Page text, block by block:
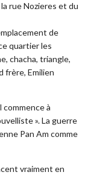
la rue Nozieres et du
de
quartier les
chacha, triangle,
frère, Emilien
à
». La guerre
Pan Am comme
vraiment en